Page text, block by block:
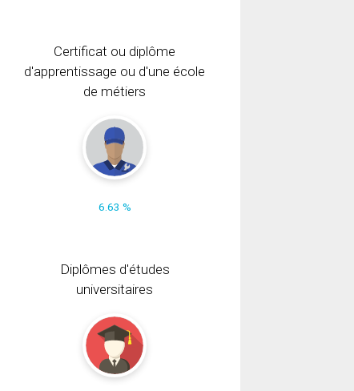
Certificat ou diplôme
d'apprentissage ou d'une école
de métiers
6.63 %
Diplômes d'études
universitaires